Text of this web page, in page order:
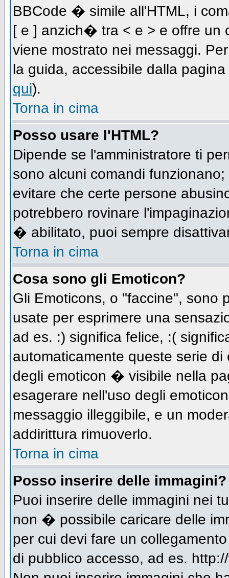
BBCode � simile all'HTML, i
[ e ] anzich� tra < e > e offre un
viene mostrato nei messaggi.
la guida, accessibile dalla
qui).
Torna in cima
Posso usare l'HTML?
Dipende se l'amministratore ti
sono alcuni comandi
evitare che certe persone
potrebbero rovinare
� abilitato, puoi sempre
Torna in cima
Cosa sono gli Emoticon?
Gli Emoticons, o "faccine", sono
usate per esprimere una
ad es. :) significa felice, :(
automaticamente queste serie
degli emoticon � visibile nella
esagerare nell'uso degli
messaggio illeggibile, e un
addirittura rimuoverlo.
Torna in cima
Posso inserire delle immagini?
Puoi inserire delle immagini nei
non � possibile caricare delle
per cui devi fare un
di pubblico accesso, ad es.